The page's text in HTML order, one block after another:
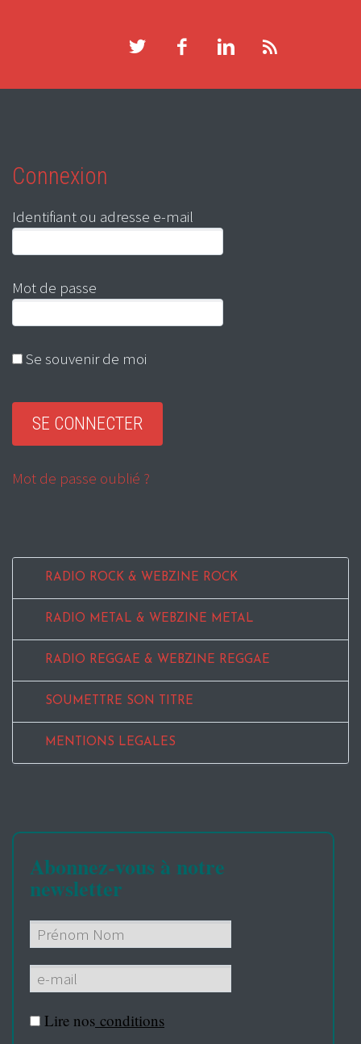
Connexion
Identifiant ou adresse e-mail
Mot de passe
Se souvenir de moi
Mot de passe oublié ?
RADIO ROCK & WEBZINE ROCK
RADIO METAL & WEBZINE METAL
RADIO REGGAE & WEBZINE REGGAE
SOUMETTRE SON TITRE
MENTIONS LEGALES
Abonnez-vous à notre
newsletter
Lire nos conditions